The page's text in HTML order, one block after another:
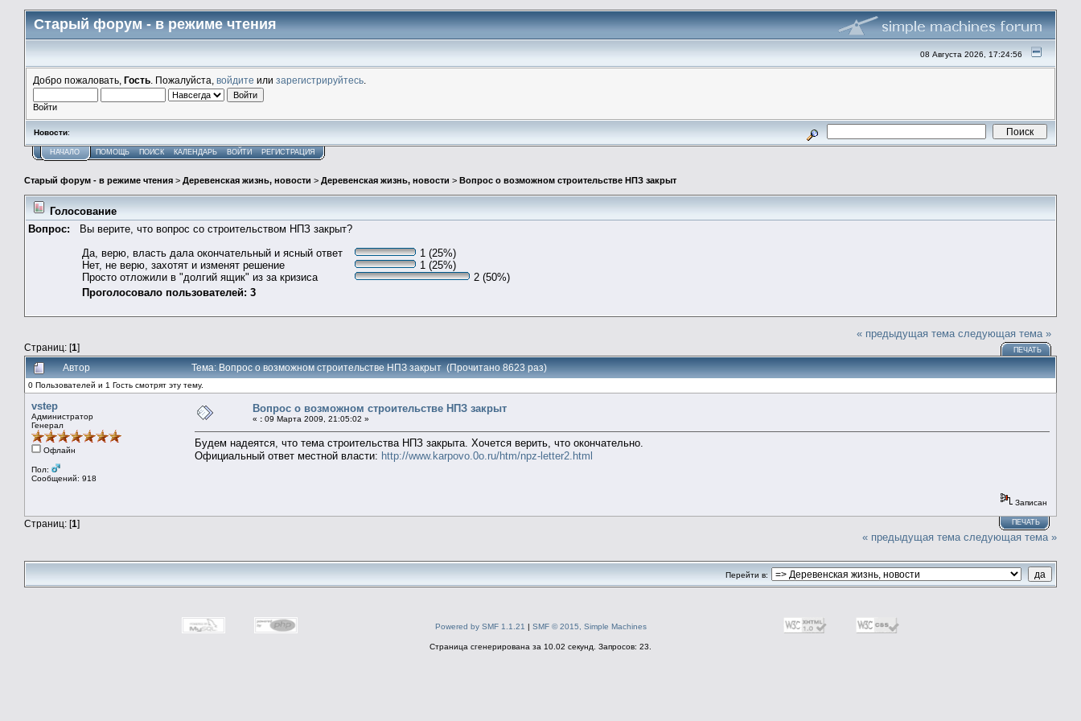
Старый форум - в режиме чтения
08 Августа 2026, 17:24:56
Добро пожаловать, Гость . Пожалуйста, войдите или зарегистрируйтесь
Войти
Новости:
НАЧАЛО ПОМОЩЬ ПОИСК КАЛЕНДАРЬ ВОЙТИ РЕГИСТРАЦИЯ
Старый форум - в режиме чтения > Деревенская жизнь, новости > Деревенская жизнь, новости > Вопрос о возможном строительстве НПЗ закрыт
Голосование
Вопрос:
Вы верите, что вопрос со строительством НПЗ закрыт?
Да, верю, власть дала окончательный и ясный ответ
1 (25%)
Нет, не верю, захотят и изменят решение
1 (25%)
Просто отложили в "долгий ящик" из за кризиса
2 (50%)
Проголосовало пользователей: 3
Страниц: [1]
« предыдущая тема следующая тема »
ПЕЧАТЬ
Автор Тема: Вопрос о возможном строительстве НПЗ закрыт (Прочитано 8623 раз)
0 Пользователей и 1 Гость смотрят эту тему.
vstep
Администратор
Генерал
Офлайн
Пол:
Сообщений: 918
Вопрос о возможном строительстве НПЗ закрыт
« : 09 Марта 2009, 21:05:02 »
Будем надеятся, что тема строительства НПЗ закрыта. Хочется верить, что окончательно.
Официальный ответ местной власти: http://www.karpovo.0o.ru/htm/npz-letter2.html
Записан
Страниц: [1] ПЕЧАТЬ
« предыдущая тема следующая тема »
Перейти в:
Powered by SMF 1.1.21 | SMF © 2015, Simple Machines
Страница сгенерирована за 10.02 секунд. Запросов: 23.